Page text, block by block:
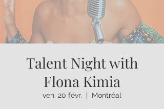
Talent Night with
Flona Kimia
ven. 20 févr. Montréal